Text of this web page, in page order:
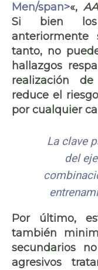
Men/span>«,
Si bien los
anteriormente
tanto, no
hallazgos
realización
reduce el
por cualquier
La clave
del
Por último,
también
secundarios
agresivos